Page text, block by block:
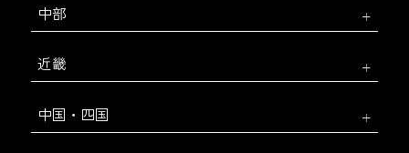
中部
近畿
中国・四国